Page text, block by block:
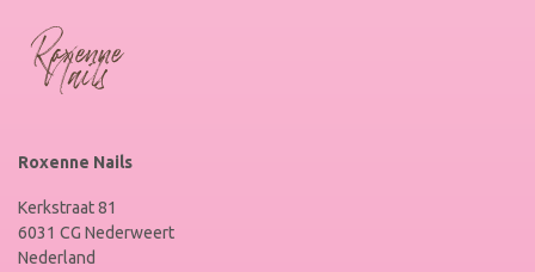
Roxenne Nails
Kerkstraat 81
6031 CG Nederweert
Nederland